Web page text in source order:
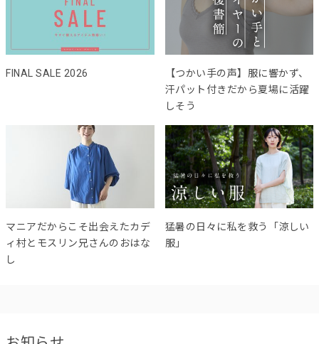
FINAL SALE 2026
【つかい手の声】服に響かず、
汗パット付きだから夏場に活躍
しそう
マニアだからこそ出会えたカデ
ィ村とモスリン兄さんのおはな
し
猛暑の日々に私を救う「涼しい
服」